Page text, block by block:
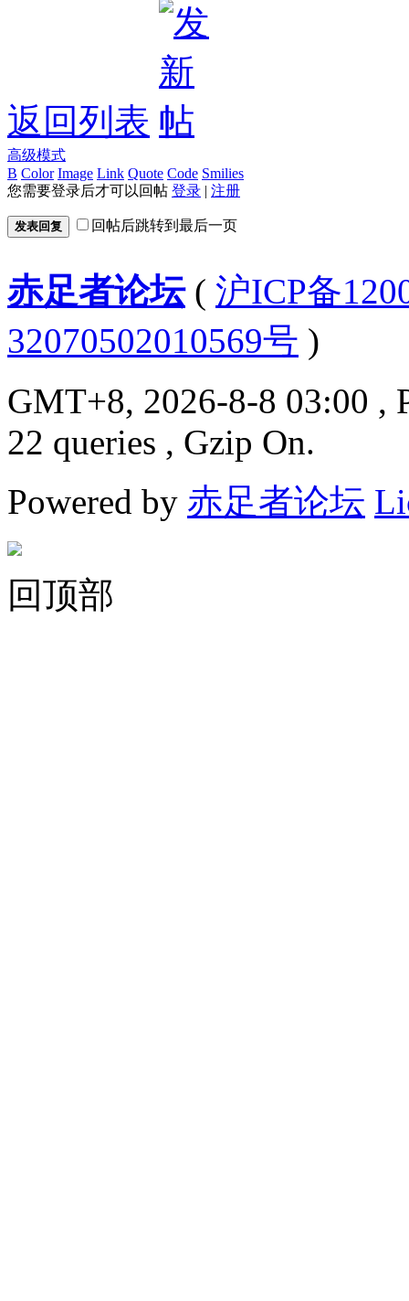
返回列表
高级模式
B Color Image Link Quote Code Smilies
您需要登录后才可以回帖 登录 | 注册
发表回复 回帖后跳转到最后一页
赤足者论坛( 沪ICP备
32070502010569号 )
GMT+8, 2026-8-8 03:00 ,
22 queries , Gzip On.
Powered by 赤足者论坛
回顶部